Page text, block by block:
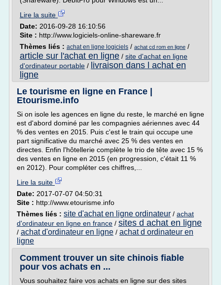
Lire la suite
Date: 2016-09-28 16:10:56
Site : http://www.logiciels-online-shareware.fr
Thèmes liés : achat en ligne logiciels / achat cd rom en ligne /
article sur l'achat en ligne / site d'achat en ligne
d'ordinateur portable / livraison dans l achat en
ligne
Le tourisme en ligne en France |
Etourisme.info
Si on isole les agences en ligne du reste, le marché en ligne
est d'abord dominé par les compagnies aériennes avec 44
% des ventes en 2015. Puis c'est le train qui occupe une
part significative du marché avec 25 % des ventes en
directes. Enfin l'hôtellerie complète le trio de tête avec 15 %
des ventes en ligne en 2015 (en progression, c'était 11 %
en 2012). Pour compléter ces chiffres,...
Lire la suite
Date: 2017-07-07 04:50:31
Site : http://www.etourisme.info
Thèmes liés : site d'achat en ligne ordinateur / achat
d'ordinateur en ligne en france / sites d achat en ligne
/ achat d'ordinateur en ligne / achat d ordinateur en
ligne
Comment trouver un site chinois fiable
pour vos achats en ...
Vous souhaitez faire vos achats en ligne sur des sites